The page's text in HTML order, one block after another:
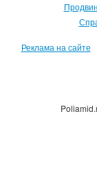
Реклама на сайте